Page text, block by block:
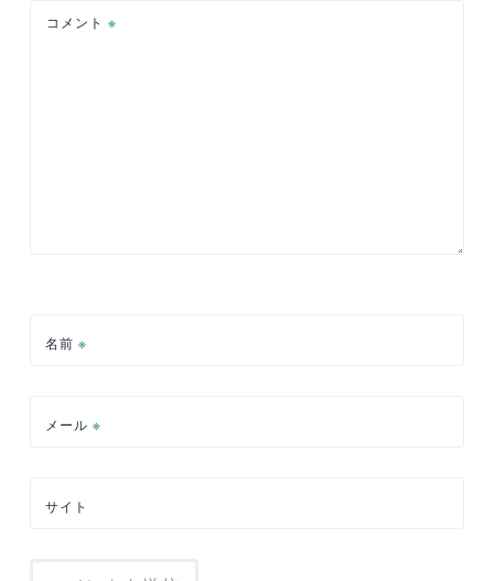
ンコメント ※
名前 ※
メール ※
サイト